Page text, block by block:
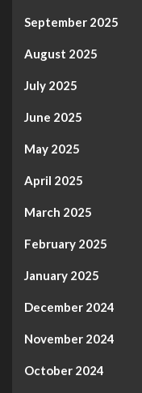
September 2025
August 2025
July 2025
June 2025
May 2025
April 2025
March 2025
February 2025
January 2025
December 2024
November 2024
October 2024